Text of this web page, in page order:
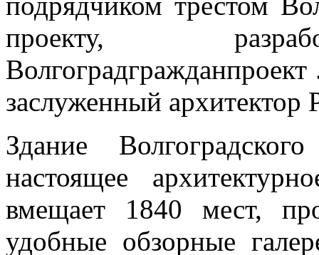
проекту,
заслуженный
Здание
настоящее
вмещает 1840 мест,
удобные обзорные